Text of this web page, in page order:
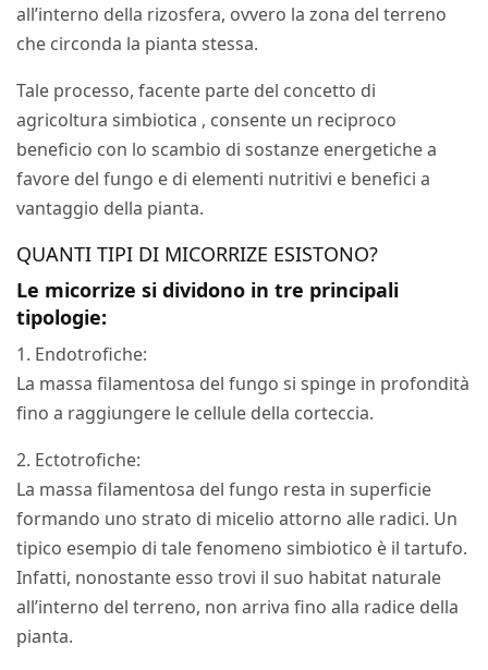
all’interno della rizosfera, ovvero la zona del terreno
che circonda la pianta stessa.
Tale processo, facente parte del concetto di
agricoltura simbiotica , consente un reciproco
beneficio con lo scambio di sostanze energetiche a
favore del fungo e di elementi nutritivi e benefici a
vantaggio della pianta.
QUANTI TIPI DI MICORRIZE ESISTONO?
Le micorrize si dividono in tre principali
tipologie:
1. Endotrofiche:
La massa filamentosa del fungo si spinge in profondità
fino a raggiungere le cellule della corteccia.
2. Ectotrofiche:
La massa filamentosa del fungo resta in superficie
formando uno strato di micelio attorno alle radici. Un
tipico esempio di tale fenomeno simbiotico è il tartufo.
Infatti, nonostante esso trovi il suo habitat naturale
all’interno del terreno, non arriva fino alla radice della
pianta.